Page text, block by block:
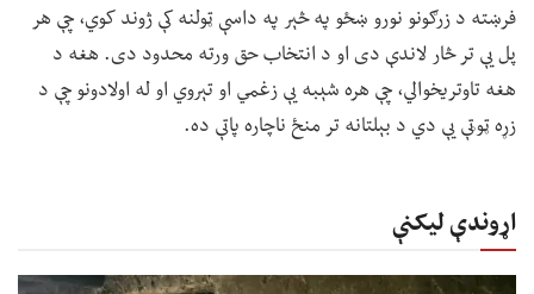
فرښته د زرګونو نورو ښځو په څېر په داسې ټولنه کې ژوند کوي، چې هر
پل یې تر څار لاندې دی او د انتخاب حق ورته محدود دی. هغه د
هغه تاوتریخوالي، چې هره شېبه یې زغمي او تېروي او له اولادونو چې د
زړه ټوټې یې دي د بېلتانه تر منځ ناچاره پاتې ده.
اړوندې لیکنې